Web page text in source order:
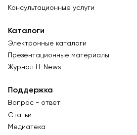
Консультационные услуги
Каталоги
Электронные каталоги
Презентационные материалы
Журнал Н-News
Поддержка
Вопрос - ответ
Статьи
Медиатека